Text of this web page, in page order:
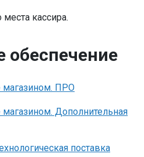
кассира.
обеспечение
ПРО
Дополнительная
поставка